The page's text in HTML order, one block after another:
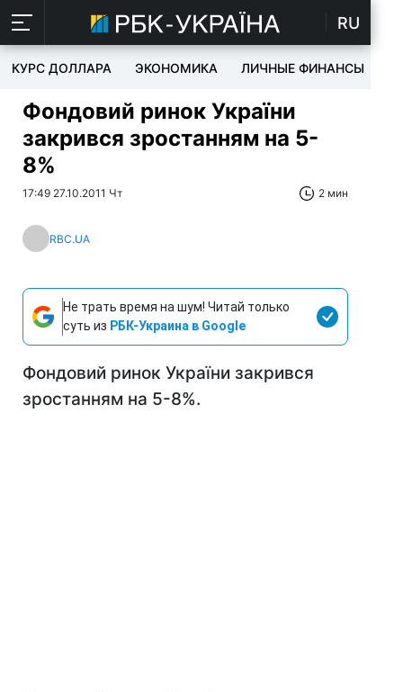
RU
КУРС ДОЛЛАРА ЭКОНОМИКА ЛИЧНЫЕ ФИНАНСЫ
Фондовий ринок України
закрився зростанням на 5-
8%
17:49 27.10.2011 Чт 2 мин
RBC.UA
Не трать время на шум! Читай только
суть из РБК-Украина в Google
Фондовий ринок України закрився
зростанням на 5-8%.